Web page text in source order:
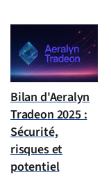
Bilan d'Aeralyn
Tradeon 2025 :
Sécurité,
risques et
potentiel